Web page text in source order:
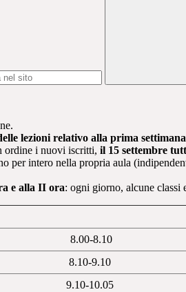
lezioni relativo alla prima
ordine i nuovi iscritti, il 15 settembre
per intero nella propria aula
e alla II ora: ogni giorno, alcune classi
8.00-8.10
8.10-9.10
9.10-10.05